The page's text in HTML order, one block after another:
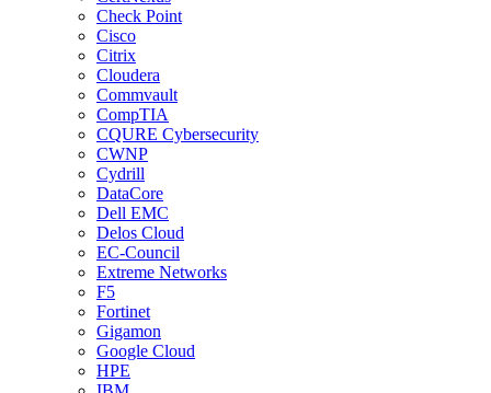
Check Point
Cisco
Citrix
Cloudera
Commvault
CompTIA
CQURE Cybersecurity
CWNP
Cydrill
DataCore
Dell EMC
Delos Cloud
EC-Council
Extreme Networks
F5
Fortinet
Gigamon
Google Cloud
HPE